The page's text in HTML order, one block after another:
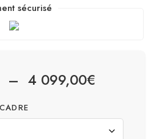
sécurisé
– 4 099,00€
CADRE